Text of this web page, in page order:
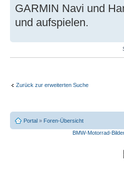
GARMIN Navi und
und aufspielen.
Zurück zur erweiterten Suche
Portal » Foren-Übersicht
BMW-Motorrad-